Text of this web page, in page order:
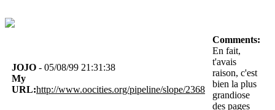
JOJO - 05/08/99 21:31:38
My
URL:http://www.oocities.org/pipeline/slope/2368
Comments:
En fait,
t'avais
raison, c'est
bien la plus
grandiose
des pages